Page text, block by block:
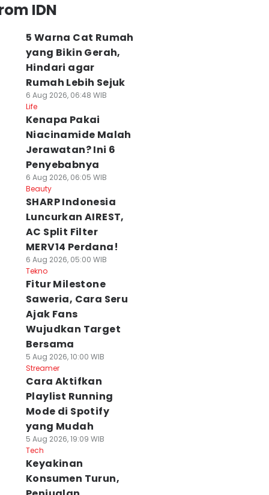
IDN
5 Warna Cat Rumah
yang Bikin Gerah,
Hindari agar
Rumah Lebih Sejuk
6 Aug 2026, 06:48 WIB
Life
Kenapa Pakai
Niacinamide Malah
Jerawatan? Ini 6
Penyebabnya
6 Aug 2026, 06:05 WIB
Beauty
SHARP Indonesia
Luncurkan AIREST,
AC Split Filter
MERV14 Perdana!
6 Aug 2026, 05:00 WIB
Tekno
Fitur Milestone
Saweria, Cara Seru
Ajak Fans
Wujudkan Target
Bersama
5 Aug 2026, 10:00 WIB
Streamer
Cara Aktifkan
Playlist Running
Mode di Spotify
yang Mudah
5 Aug 2026, 19:09 WIB
Tech
Keyakinan
Konsumen Turun,